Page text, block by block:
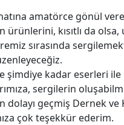
amatörce gönül
ürünlerini, kısıtlı da
sırasında
şimdiye kadar eserleri ile
sergilerin
dolayı geçmiş Dernek ve
çok teşekkür ederim.